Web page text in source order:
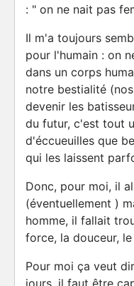
: " on ne nait pas
Il m'a toujours
pour l'humain : on
dans un corps
notre bestialité
devenir les
du futur, c'est tout
d'éccueuilles que
qui les laissent
Donc, pour moi, il
(éventuellement )
homme, il fallait
force, la douceur, le
Pour moi ça veut
jours, il faut être